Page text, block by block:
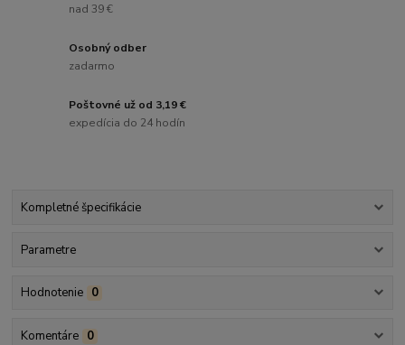
nad 39 €
Osobný odber
zadarmo
Poštovné už od 3,19 €
expedícia do 24 hodín
Kompletné špecifikácie
Parametre
Hodnotenie 0
Komentáre 0